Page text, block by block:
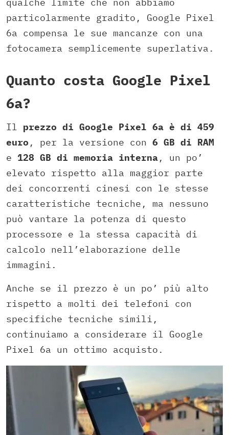
particolarmente gradito, Google Pixel
6a compensa le sue mancanze con una
fotocamera semplicemente superlativa.
Quanto costa Google Pixel
6a?
Il prezzo di Google Pixel 6a è di 459
euro , per la versione con 6 GB di RAM
e 128 GB di memoria interna, un po’
elevato rispetto alla maggior parte
dei concorrenti cinesi con le stesse
caratteristiche tecniche, ma nessuno
può vantare la potenza di questo
processore e la stessa capacità di
calcolo nell’elaborazione delle
immagini.
Anche se il prezzo è un po’ più alto
rispetto a molti dei telefoni con
specifiche tecniche simili,
continuiamo a considerare il Google
Pixel 6a un ottimo acquisto.